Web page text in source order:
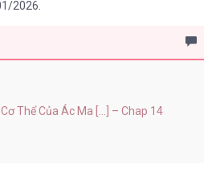
2026.
Thể Của Ác Ma [...] – Chap 14